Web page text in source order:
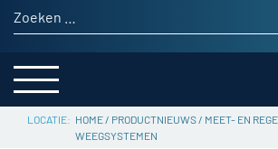
Zoeken naar:
LEVERANCIERSGIDS
SERVICE
HOME/ PRODUCTNIEUWS/ MEET- EN
WEEGSYSTEMEN